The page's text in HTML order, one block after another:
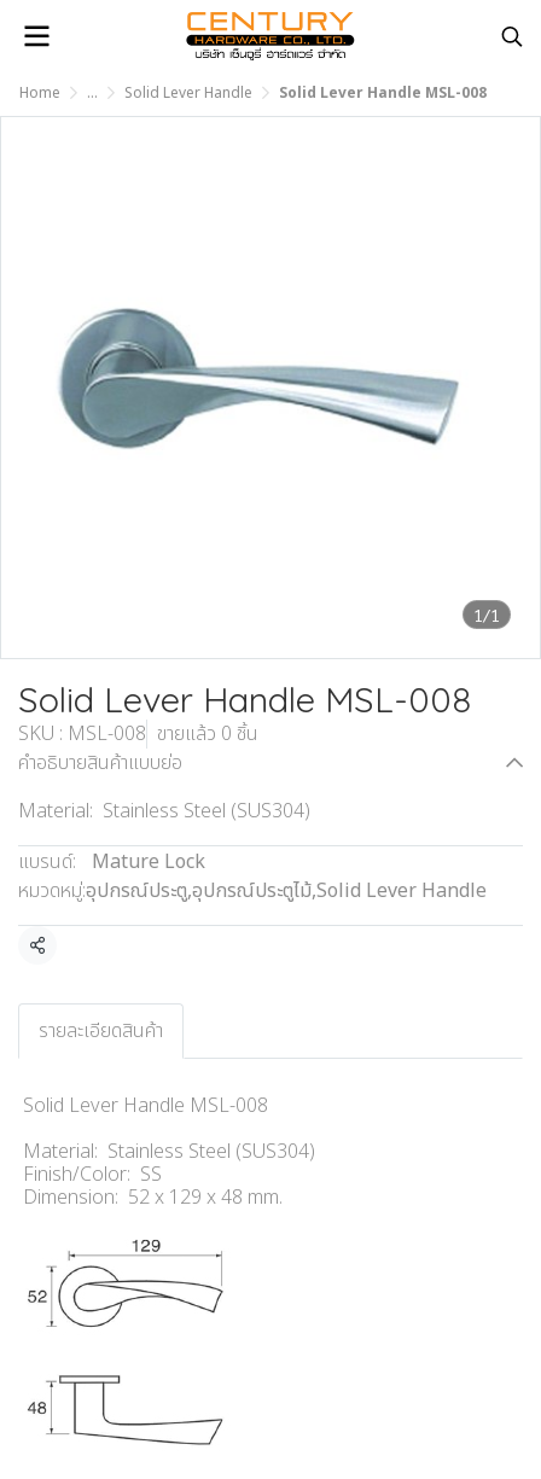
Home ... Solid Lever Handle Solid Lever Handle MSL-008
1/1
Solid Lever Handle MSL-008
SKU : MSL-008 ขายแล้ว 0 ชิ้น
คำอธิบายสินค้าแบบย่อ
Material: Stainless Steel (SUS304)
แบรนด์:
Mature Lock
หมวดหมู่:อุปกรณ์ประตู,อุปกรณ์ประตูไม้,Solid Lever Handle
แชร์
รายละเอียดสินค้า
Solid Lever Handle MSL-008
Material: Stainless Steel (SUS304)
Finish/Color: SS
Dimension: 52 x 129 x 48 mm.